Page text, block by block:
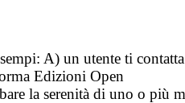
A) un utente ti
Edizioni Open
la serenità di uno o più